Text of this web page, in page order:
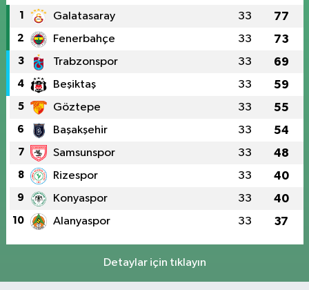
1 Galatasaray 33 77
2 Fenerbahçe 33 73
3 Trabzonspor 33 69
4 Beşiktaş 33 59
5 Göztepe 33 55
6 Başakşehir 33 54
7 Samsunspor 33 48
8 Rizespor 33 40
9 Konyaspor 33 40
10 Alanyaspor 33 37
Detaylar için tıklayın